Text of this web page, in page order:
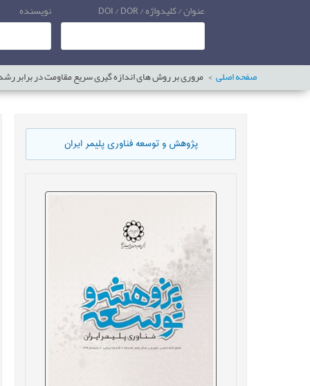
عنوان / کلیدواژه / DOI / DOR نویسنده
صفحه اصلی مروری بر روش های اندازه گیری سریع مقاومت در برابر
پژوهش و توسعه فناوری پلیمر ایران